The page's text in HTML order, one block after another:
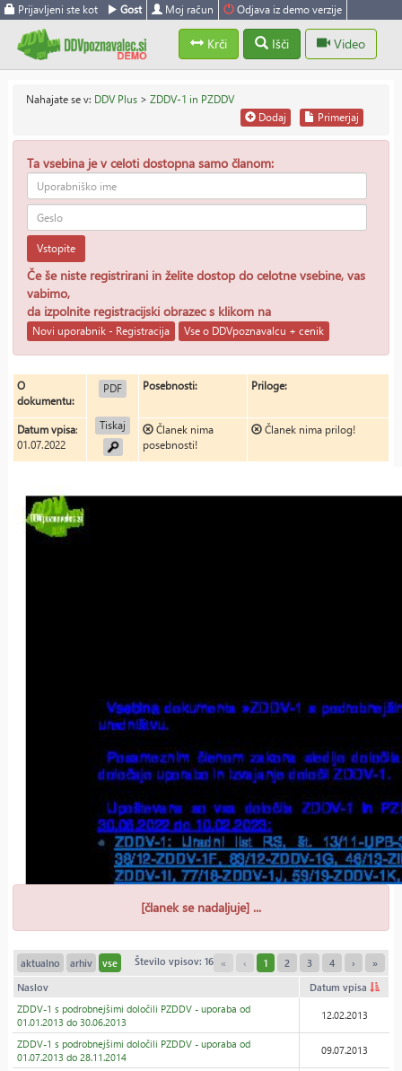
Prijavljeni ste kot Gost Moj račun Odjava iz demo verzije
Krči Išči Video
Nahajate se v: DDV Plus > ZDDV-1 in PZDDV
Primerjaj
Dodaj
Ta vsebina je v celoti dostopna samo članom:
Vstopite
Če še niste registrirani in želite dostop do celotne vsebine, vas
vabimo,
da izpolnite registracijski obrazec s klikom na
Novi uporabnik - Registracija Vse o DDVpoznavalcu + cenik
O
dokumentu:
PDF
Tiskaj
Posebnosti: Priloge:
Datum vpisa:
01.07.2022
Članek nima
posebnosti!
Članek nima prilog!
[članek se nadaljuje] ...
aktualno arhiv vse Število vpisov: 16 « ‹ 1 2 3 4 › »
Naslov
Datum vpisa
ZDDV-1 s podrobnejšimi določili PZDDV - uporaba od
01.01.2013 do 30.06.2013
12.02.2013
ZDDV-1 s podrobnejšimi določili PZDDV - uporaba od
01.07.2013 do 28.11.2014
09.07.2013